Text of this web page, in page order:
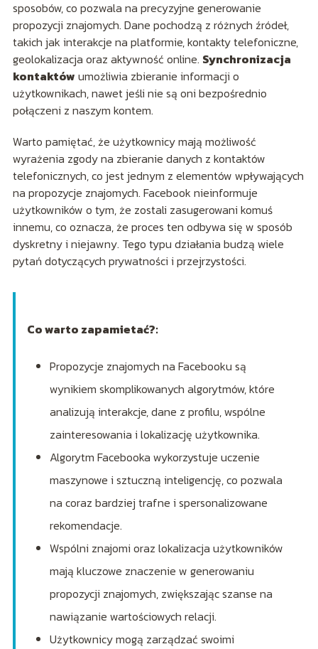
sposobów, co pozwala na precyzyjne generowanie
propozycji znajomych. Dane pochodzą z różnych źródeł,
takich jak interakcje na platformie, kontakty telefoniczne,
geolokalizacja oraz aktywność online. Synchronizacja
kontaktów umożliwia zbieranie informacji o
użytkownikach, nawet jeśli nie są oni bezpośrednio
połączeni z naszym kontem.
Warto pamiętać, że użytkownicy mają możliwość
wyrażenia zgody na zbieranie danych z kontaktów
telefonicznych, co jest jednym z elementów wpływających
na propozycje znajomych. Facebook nieinformuje
użytkowników o tym, że zostali zasugerowani komuś
innemu, co oznacza, że proces ten odbywa się w sposób
dyskretny i niejawny. Tego typu działania budzą wiele
pytań dotyczących prywatności i przejrzystości.
Co warto zapamietać?:
Propozycje znajomych na Facebooku są
wynikiem skomplikowanych algorytmów, które
analizują interakcje, dane z profilu, wspólne
zainteresowania i lokalizację użytkownika.
Algorytm Facebooka wykorzystuje uczenie
maszynowe i sztuczną inteligencję, co pozwala
na coraz bardziej trafne i spersonalizowane
rekomendacje.
Wspólni znajomi oraz lokalizacja użytkowników
mają kluczowe znaczenie w generowaniu
propozycji znajomych, zwiększając szanse na
nawiązanie wartościowych relacji.
Użytkownicy mogą zarządzać swoimi